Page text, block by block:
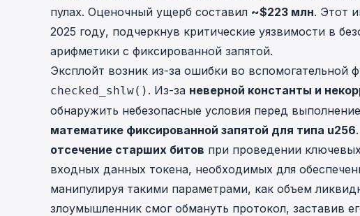
пулах. Оценочный ущерб составил ~$223 млн. Этот
2025 году, подчеркнув критические уязвимости в
арифметики с фиксированной запятой.
Эксплойт возник из-за ошибки во
checked_shlw() . Из-за неверной константы и
обнаружить небезопасные условия перед
математике фиксированной запятой для типа u256
отсечение старших битов при проведении
входных данных токена, необходимых для
манипулируя такими параметрами, как объем
злоумышленник смог обмануть протокол, заставив